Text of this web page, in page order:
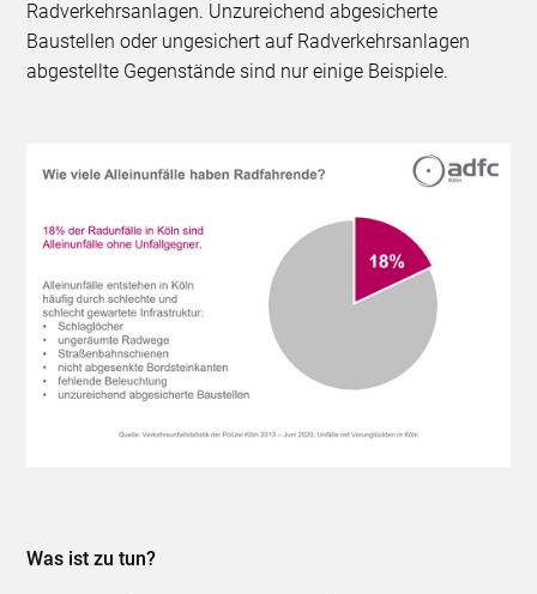
Radverkehrsanlagen. Unzureichend abgesicherte
Baustellen oder ungesichert auf Radverkehrsanlagen
abgestellte Gegenstände sind nur einige Beispiele.
Was ist zu tun?